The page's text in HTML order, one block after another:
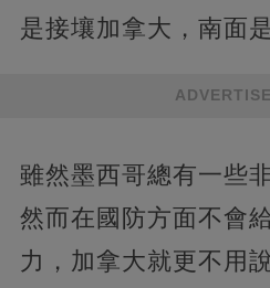
是接壤加拿大，南面
雖然墨西哥總有一些
然而在國防方面不會
力，加拿大就更不用